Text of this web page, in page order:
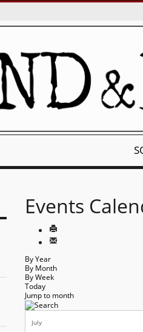
Events
By Year
By Month
By Week
Today
Jump to month